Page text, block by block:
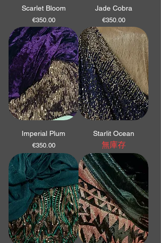
Scarlet Bloom
價格
€350.00
Jade Cobra
價格
€350.00
Imperial Plum
價格
€350.00
Starlit Ocean
無庫存